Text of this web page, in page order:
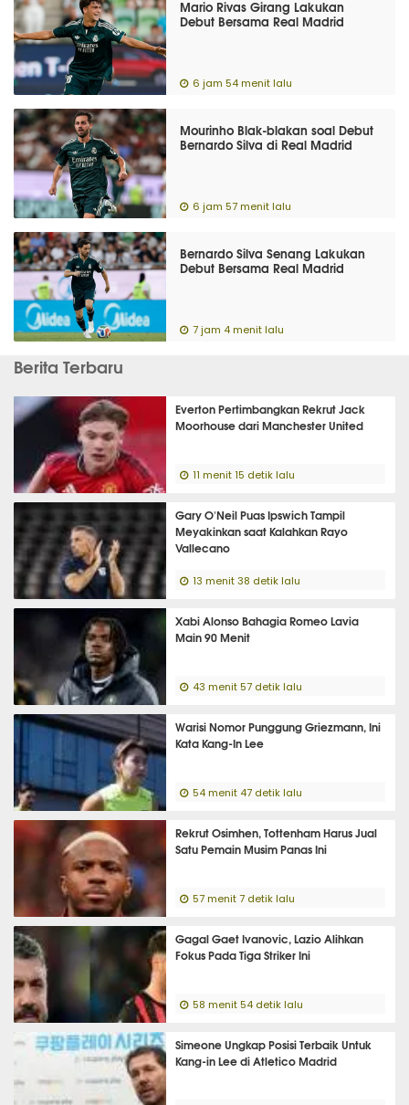
Mario Rivas Girang Lakukan
Debut Bersama Real Madrid
6 jam 54 menit lalu
Mourinho Blak-blakan soal Debut
Bernardo Silva di Real Madrid
6 jam 57 menit lalu
Bernardo Silva Senang Lakukan
Debut Bersama Real Madrid
7 jam 4 menit lalu
Berita Terbaru
Everton Pertimbangkan Rekrut Jack
Moorhouse dari Manchester United
11 menit 15 detik lalu
Gary O'Neil Puas Ipswich Tampil
Meyakinkan saat Kalahkan Rayo
Vallecano
13 menit 38 detik lalu
Xabi Alonso Bahagia Romeo Lavia
Main 90 Menit
43 menit 57 detik lalu
Warisi Nomor Punggung Griezmann, Ini
Kata Kang-In Lee
54 menit 47 detik lalu
Rekrut Osimhen, Tottenham Harus Jual
Satu Pemain Musim Panas Ini
57 menit 7 detik lalu
Gagal Gaet Ivanovic, Lazio Alihkan
Fokus Pada Tiga Striker Ini
58 menit 54 detik lalu
Simeone Ungkap Posisi Terbaik Untuk
Kang-in Lee di Atletico Madrid